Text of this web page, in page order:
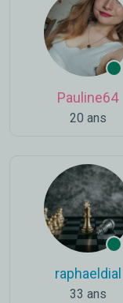
Pauline64
20 ans
raphaeldial
33 ans